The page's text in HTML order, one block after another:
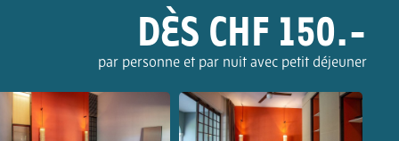
DÈS CHF 150.-
par personne et par nuit avec petit déjeuner